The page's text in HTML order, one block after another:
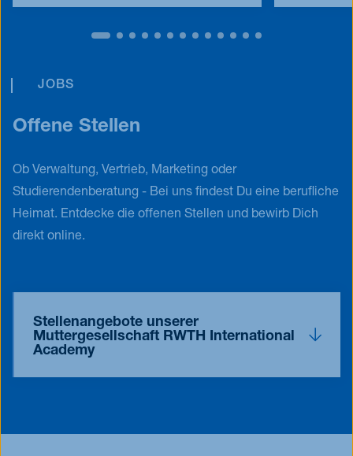
JOBS
Offene Stellen
Ob Verwaltung, Vertrieb, Marketing oder
Studierendenberatung - Bei uns findest Du eine berufliche
Heimat. Entdecke die offenen Stellen und bewirb Dich
direkt online.
Stellenangebote unserer
Muttergesellschaft RWTH International
Academy